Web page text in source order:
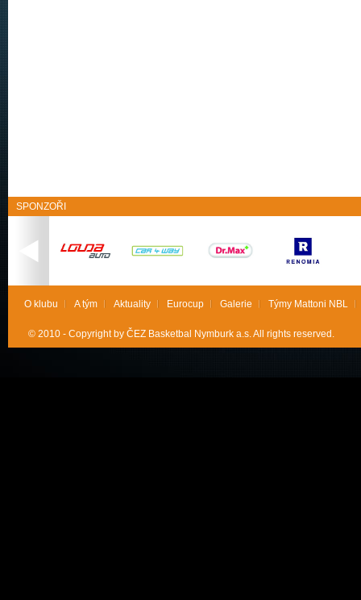
SPONZOŘI
O klubu A tým Aktuality Eurocup Galerie Týmy Mattoni NBL
© 2010 - Copyright by ČEZ Basketbal Nymburk a.s. All rights reserved.